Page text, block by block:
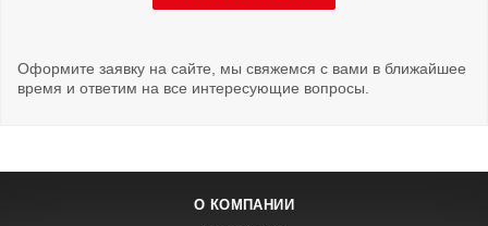
Оформите заявку на сайте, мы свяжемся с вами в ближайшее
время и ответим на все интересующие вопросы.
О КОМПАНИИ